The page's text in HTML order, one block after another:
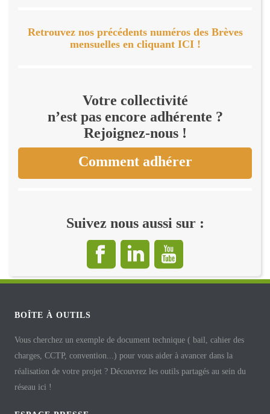
Retrouvez nos précédents numéros des Brèves
mensuelles en cliquant ICI !
Votre collectivité
n’est pas encore adhérente ?
Rejoignez-nous !
Comment adhérer
Suivez nous aussi sur :
BOÎTE À OUTILS
Vous cherchez un exemple de document technique ( bail, cahier des
charges, CCTP, convention...) pour vous aider à avancer dans la
réalisation de votre projet ? Découvrez les outils partagés au sein du
réseau ici !